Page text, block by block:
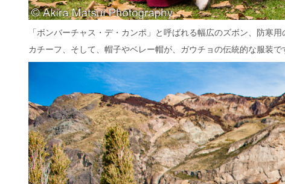
「ボンバーチャス・デ・カンポ」と呼ばれる幅広のズボン、防寒
カチーフ、そして、帽子やベレー帽が、ガウチョの伝統的な服装